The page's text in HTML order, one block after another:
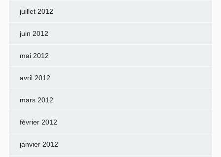
juillet 2012
juin 2012
mai 2012
avril 2012
mars 2012
février 2012
janvier 2012